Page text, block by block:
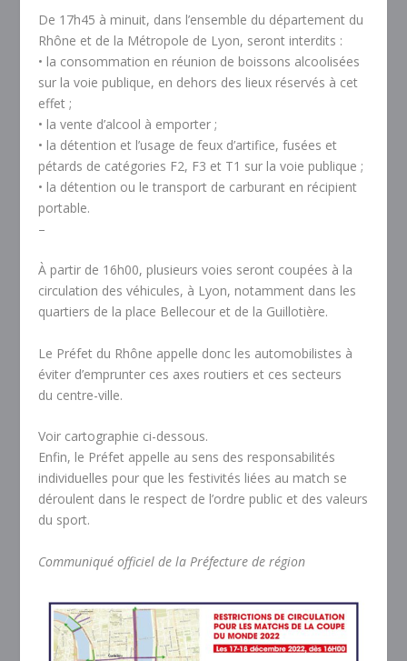
De 17h45 à minuit, dans l’ensemble du département du
Rhône et de la Métropole de Lyon, seront interdits :
• la consommation en réunion de boissons alcoolisées
sur la voie publique, en dehors des lieux réservés à cet
effet ;
• la vente d’alcool à emporter ;
• la détention et l’usage de feux d’artifice, fusées et
pétards de catégories F2, F3 et T1 sur la voie publique ;
• la détention ou le transport de carburant en récipient
portable.
–
À partir de 16h00, plusieurs voies seront coupées à la
circulation des véhicules, à Lyon, notamment dans les
quartiers de la place Bellecour et de la Guillotière.
Le Préfet du Rhône appelle donc les automobilistes à
éviter d’emprunter ces axes routiers et ces secteurs
du centre-ville.
Voir cartographie ci-dessous.
Enfin, le Préfet appelle au sens des responsabilités
individuelles pour que les festivités liées au match se
déroulent dans le respect de l’ordre public et des valeurs
du sport.
Communiqué officiel de la Préfecture de région